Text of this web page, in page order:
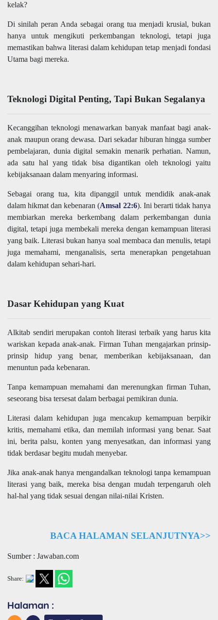
kelak?
Di sinilah peran Anda sebagai orang tua menjadi krusial, bukan
hanya untuk mengikuti perkembangan teknologi, tetapi juga
memastikan bahwa literasi dalam kehidupan tetap menjadi fondasi
Utama bagi mereka.
Teknologi Digital Penting, Tapi Bukan Segalanya
Kecanggihan teknologi menawarkan banyak manfaat bagi anak-
anak maupun orang dewasa. Dari sekadar hiburan hingga sumber
pembelajaran, dunia digital semakin menarik perhatian. Namun,
ada satu hal yang tidak bisa digantikan oleh teknologi yaitu
kebijaksanaan dalam menyaring informasi.
Sebagai orang tua, kita dipanggil untuk mendidik anak-anak
dalam hikmat dan kebenaran (Amsal 22:6). Ini berarti tidak hanya
membiarkan mereka berkembang dalam perkembangan dunia
digital, tetapi juga membekali mereka dengan kemampuan literasi
yang baik. Literasi bukan hanya soal membaca dan menulis, tetapi
juga memahami, menganalisis, serta menerapkan pengetahuan
dalam kehidupan sehari-hari.
Dasar Kehidupan yang Kuat
Alkitab sendiri merupakan contoh literasi terbaik yang harus kita
wariskan kepada anak-anak. Firman Tuhan mengajarkan prinsip-
prinsip hidup yang benar, memberikan kebijaksanaan, dan
menuntun pada kebenaran.
Tanpa kemampuan memahami dan merenungkan firman Tuhan,
seseorang bisa tersesat dalam berbagai pemikiran dunia.
Literasi dalam kehidupan juga mencakup kemampuan berpikir
kritis, memahami etika, dan memilah informasi yang benar. Saat
ini, berita palsu, konten yang menyesatkan, dan informasi yang
tidak berdasar begitu mudah menyebar.
Jika anak-anak hanya mengandalkan teknologi tanpa kemampuan
literasi yang baik, mereka bisa dengan mudah terpengaruh oleh
hal-hal yang tidak sesuai dengan nilai-nilai Kristen.
BACA HALAMAN SELANJUTNYA>>
Sumber : Jawaban.com
Share:
Halaman :